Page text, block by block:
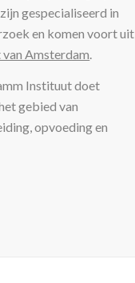
gespecialiseerd in
en komen voort uit
Amsterdam